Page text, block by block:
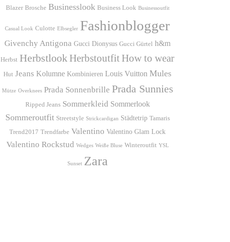
Blazer Brosche Businesslook Business Look Businessoutfit
Casual Look Culotte Elbsegler Fashionblogger
Givenchy Antigona Gucci Dionysus Gucci Gürtel h&m
Herbst Herbstlook Herbstoutfit How to wear
Hut Jeans Kolumne Kombinieren Louis Vuitton Mules
Mütze Overknees Prada Sonnenbrille Prada Sunnies
Ripped Jeans Sommerkleid Sommerlook
Sommeroutfit Streetstyle Strickcardigan Städtetrip Tamaris
Trend2017 Trendfarbe Valentino Valentino Glam Lock
Valentino Rockstud Wedges Weiße Bluse Winteroutfit YSL
Sunset Zara